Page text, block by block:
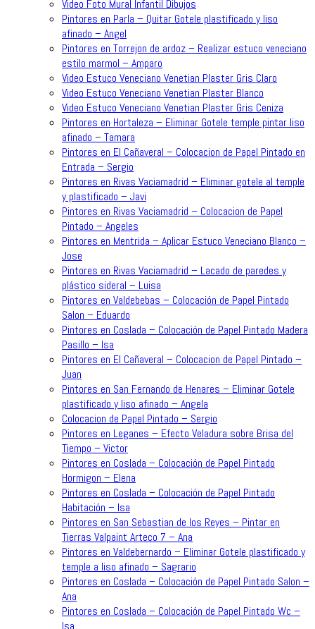
Video Foto Mural Infantil Dibujos
Pintores en Parla – Quitar Gotele plastificado y liso
afinado – Angel
Pintores en Torrejon de ardoz – Realizar estuco veneciano
estilo marmol – Amparo
Video Estuco Veneciano Venetian Plaster Gris Claro
Video Estuco Veneciano Venetian Plaster Blanco
Video Estuco Veneciano Venetian Plaster Gris Ceniza
Pintores en Hortaleza – Eliminar Gotele temple pintar liso
afinado – Tamara
Pintores en El Cañaveral – Colocacion de Papel Pintado en
Entrada – Sergio
Pintores en Rivas Vaciamadrid – Eliminar gotele al temple
y plastificado – Javi
Pintores en Rivas Vaciamadrid – Colocacion de Papel
Pintado – Angeles
Pintores en Mentrida – Aplicar Estuco Veneciano Blanco –
Jose
Pintores en Rivas Vaciamadrid – Lacado de paredes y
plástico sideral – Luisa
Pintores en Valdebebas – Colocación de Papel Pintado
Salon – Eduardo
Pintores en Coslada – Colocación de Papel Pintado Madera
Pasillo – Isa
Pintores en El Cañaveral – Colocacion de Papel Pintado –
Juan
Pintores en San Fernando de Henares – Eliminar Gotele
plastificado y liso afinado – Angela
Colocacion de Papel Pintado – Sergio
Pintores en Leganes – Efecto Veladura sobre Brisa del
Tiempo – Victor
Pintores en Coslada – Colocación de Papel Pintado
Hormigon – Elena
Pintores en Coslada – Colocación de Papel Pintado
Habitación – Isa
Pintores en San Sebastian de los Reyes – Pintar en
Tierras Valpaint Arteco 7 – Ana
Pintores en Valdebernardo – Eliminar Gotele plastificado y
temple a liso afinado – Sagrario
Pintores en Coslada – Colocación de Papel Pintado Salon –
Ana
Pintores en Coslada – Colocación de Papel Pintado Wc –
Isa